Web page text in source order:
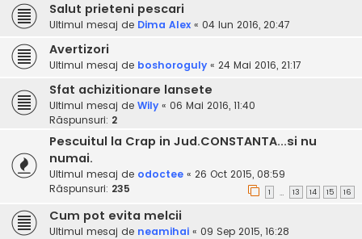
Salut prieteni pescari
Ultimul mesaj de Dima Alex « 04 Iun 2016, 20:47
Avertizori
Ultimul mesaj de boshoroguly « 24 Mai 2016, 21:17
Sfat achizitionare lansete
Ultimul mesaj de Wily « 06 Mai 2016, 11:40
Răspunsuri: 2
Pescuitul la Crap in Jud.CONSTANTA...si nu
numai.
Ultimul mesaj de odoctee « 26 Oct 2015, 08:59
Răspunsuri: 235 1 … 13 14 15 16
Cum pot evita melcii
Ultimul mesaj de neamihai « 09 Sep 2015, 16:28